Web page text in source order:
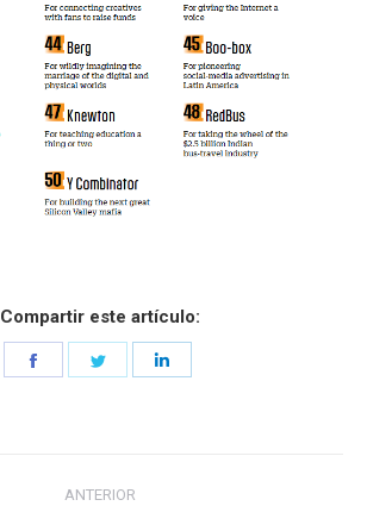
Compartir este artículo:
Share
ANTERIOR